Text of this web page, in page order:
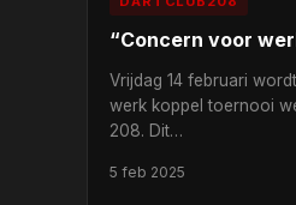
“Concern voor
Vrijdag 14 februari
werk koppel toernooi
208. Dit…
5 feb 2025